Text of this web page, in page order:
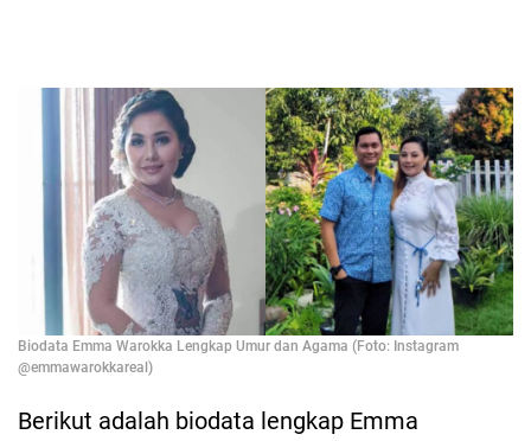
Biodata Emma Warokka Lengkap Umur dan Agama (Foto: Instagram
@emmawarokkareal)
Berikut adalah biodata lengkap Emma